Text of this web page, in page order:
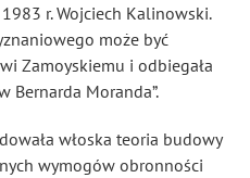
r. Wojciech Kalinowski.
może być
Zamoyskiemu i odbiegała
Bernarda Moranda”.
włoska teoria budowy
wymogów obronności